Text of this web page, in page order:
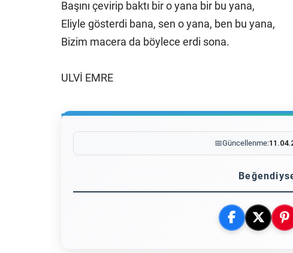
Başını çevirip baktı bir o yana bir bu yana,
Eliyle gösterdi bana, sen o yana, ben bu yana,
Bizim macera da böylece erdi sona.
ULVİ EMRE
📅Güncellenme: